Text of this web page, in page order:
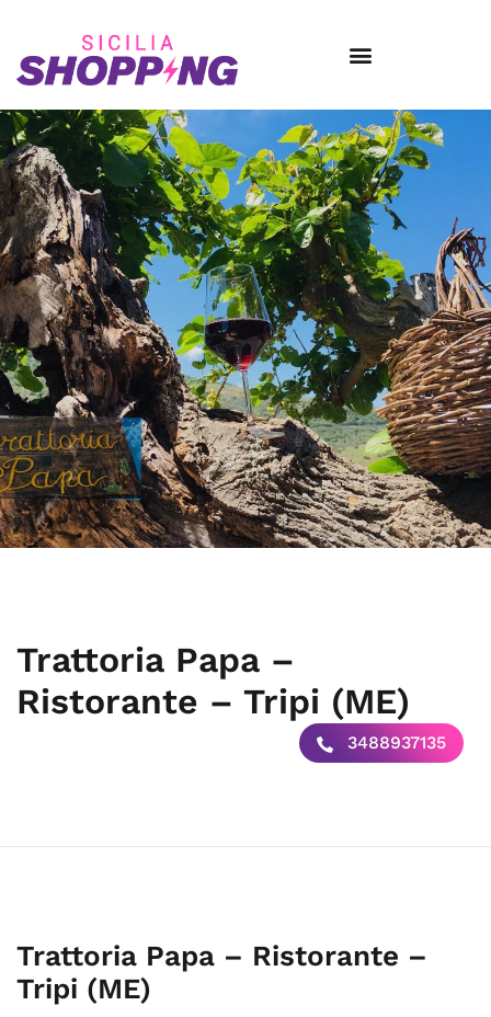
Trattoria Papa –
Ristorante – Tripi (ME)
3488937135
Trattoria Papa – Ristorante –
Tripi (ME)